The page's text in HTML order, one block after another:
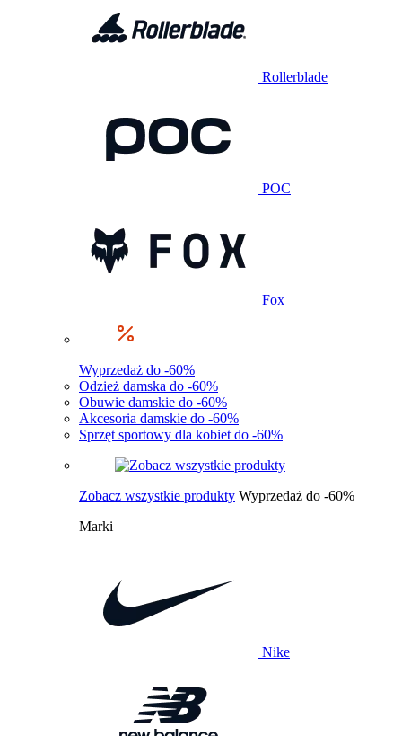
Rollerblade
POC
Fox
Wyprzedaż do -60%
Odzież damska do -60%
Obuwie damskie do -60%
Akcesoria damskie do -60%
Sprzęt sportowy dla kobiet do -60%
Zobacz wszystkie produkty Wyprzedaż do -60%
Marki
Nike